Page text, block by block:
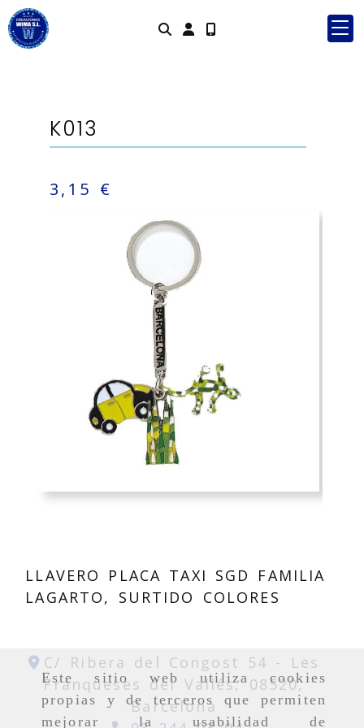
Este sitio web utiliza cookies
propias y de terceros que permiten
mejorar la usabilidad de
Identifícate
K013
3,15 €
LLAVERO PLACA TAXI SGD FAMILIA
LAGARTO, SURTIDO COLORES
C/ Ribera del Congost 54 -
Les
Franqueses del Vallés,08520,
Barcelona